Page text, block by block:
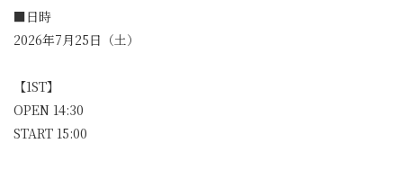
■日時
2026年7月25日（土）
【1ST】
OPEN 14:30
START 15:00